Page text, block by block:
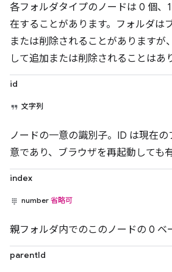
各フォルダタイプのノードは 0 個、
在することがあります。フォルダは
または削除されることがありますが
して追加または削除されることはあ
id
文字列
ノードの一意の識別子。ID は現在
意であり、ブラウザを再起動しても
index
number 省略可
親フォルダ内でのこのノードの 0 ベ
parentId